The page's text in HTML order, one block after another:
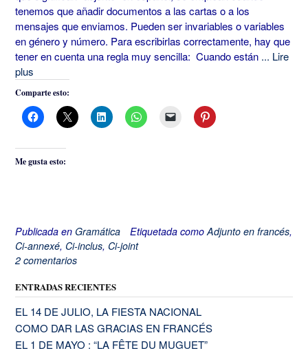
tenemos que añadir documentos a las cartas o a los
mensajes que enviamos. Pueden ser invariables o variables
en género y número. Para escribirlas correctamente, hay que
tener en cuenta una regla muy sencilla: Cuando están ... Lire
plus
Comparte esto:
Me gusta esto:
Publicada en Gramática Etiquetada comoAdjunto en francés,
Ci-annexé, Ci-inclus, Ci-joint
2 comentarios
ENTRADAS RECIENTES
EL 14 DE JULIO, LA FIESTA NACIONAL
COMO DAR LAS GRACIAS EN FRANCÉS
EL 1 DE MAYO : “LA FÊTE DU MUGUET”